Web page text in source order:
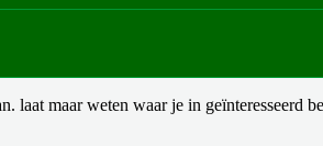
maar weten waar je in geïnteresseerd